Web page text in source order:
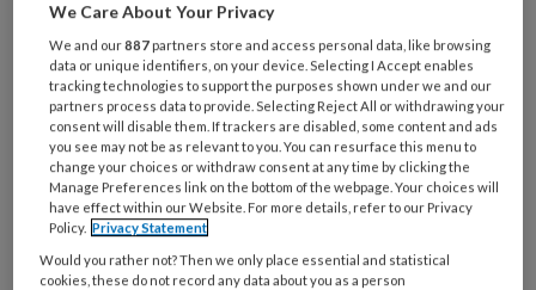
Wat
is
je
e-
mailadres?
* *
Kies
je
wachtwoord* *
Kies
je
We Care About Your Privacy
We and our887 partners store and access personal data, like browsing
data or unique identifiers, on your device. Selecting I Accept enables
tracking technologies to support the purposes shown under we and our
partners process data to provide. Selecting Reject All or withdrawing your
consent will disable them. If trackers are disabled, some content and ads
you see may not be as relevant to you. You can resurface this menu to
change your choices or withdraw consent at any time by clicking the
Manage Preferences link on the bottom of the webpage. Your choices will
have effect within our Website. For more details, refer to our Privacy
Policy. Privacy Statement
Would you rather not? Then we only place essential and statistical
cookies, these do not record any data about you as a person